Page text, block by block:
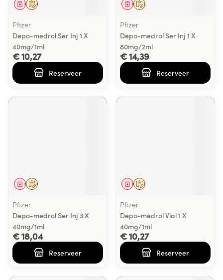
Op voorschrift
Geneesmiddel
Pfizer
Depo-medrol Ser Inj 1 X
40mg/1ml
€ 10,27
Reserveer
Op voorschrift
Geneesmiddel
Pfizer
Depo-medrol Ser Inj 1 X
80mg/2ml
€ 14,39
Reserveer
Op voorschrift
Geneesmiddel
Pfizer
Depo-medrol Ser Inj 3 X
40mg/1ml
€ 18,04
Reserveer
Op voorschrift
Geneesmiddel
Pfizer
Depo-medrol Vial 1 X
40mg/1ml
€ 10,27
Reserveer